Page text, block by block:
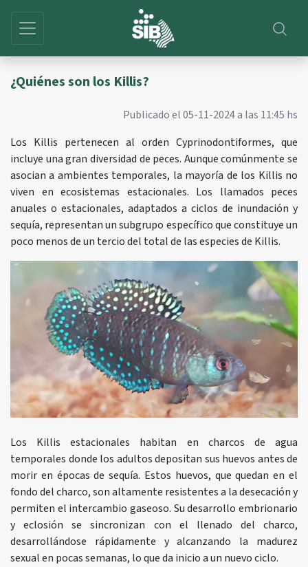
¿Quiénes son los Killis?
Publicado el 05-11-2024 a las 11:45 hs
Los Killis pertenecen al orden Cyprinodontiformes, que
incluye una gran diversidad de peces. Aunque comúnmente se
asocian a ambientes temporales, la mayoría de los Killis no
viven en ecosistemas estacionales. Los llamados peces
anuales o estacionales, adaptados a ciclos de inundación y
sequía, representan un subgrupo específico que constituye un
poco menos de un tercio del total de las especies de Killis.
Los Killis estacionales habitan en charcos de agua
temporales donde los adultos depositan sus huevos antes de
morir en épocas de sequía. Estos huevos, que quedan en el
fondo del charco, son altamente resistentes a la desecación y
permiten el intercambio gaseoso. Su desarrollo embrionario
y eclosión se sincronizan con el llenado del charco,
desarrollándose rápidamente y alcanzando la madurez
sexual en pocas semanas, lo que da inicio a un nuevo ciclo.